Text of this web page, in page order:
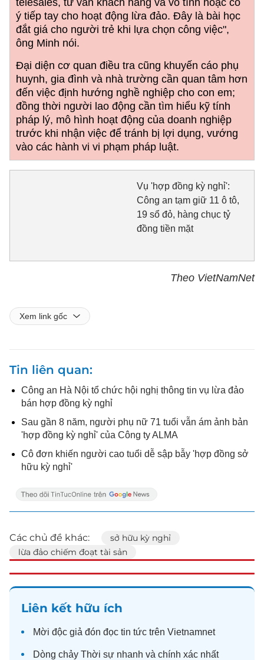
telesales, tư vấn khách hàng và vô tình hoặc cố
ý tiếp tay cho hoạt động lừa đảo. Đây là bài học
đắt giá cho người trẻ khi lựa chọn công việc",
ông Minh nói.
Đại diện cơ quan điều tra cũng khuyến cáo phụ
huynh, gia đình và nhà trường cần quan tâm hơn
đến việc định hướng nghề nghiệp cho con em;
đồng thời người lao động cần tìm hiểu kỹ tính
pháp lý, mô hình hoạt động của doanh nghiệp
trước khi nhận việc để tránh bị lợi dụng, vướng
vào các hành vi vi phạm pháp luật.
Vụ 'hợp đồng kỳ nghỉ':
Công an tạm giữ 11 ô tô,
19 sổ đỏ, hàng chục tỷ
đồng tiền mặt
Theo VietNamNet
Xem link gốc
Tin liên quan
Công an Hà Nội tổ chức hội nghị thông tin vụ lừa đảo
bán hợp đồng kỳ nghỉ
Sau gần 8 năm, người phụ nữ 71 tuổi vẫn ám ảnh bản
'hợp đồng kỳ nghỉ' của Công ty ALMA
Cô đơn khiến người cao tuổi dễ sập bẫy 'hợp đồng sở
hữu kỳ nghỉ'
Các chủ đề khác:
sở hữu kỳ nghỉ
lừa đảo chiếm đoạt tài sản
Liên kết hữu ích
Mời độc giả đón đọc tin tức trên Vietnamnet
Dòng chảy Thời sự nhanh và chính xác nhất